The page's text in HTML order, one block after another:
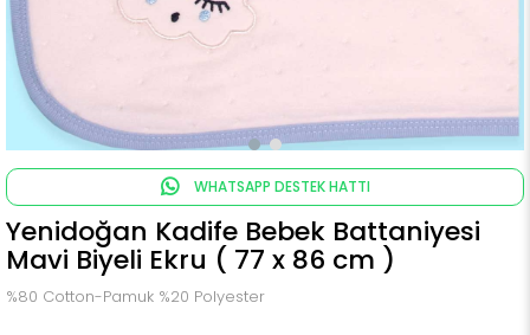
WHATSAPP DESTEK HATTI
Yenidoğan Kadife Bebek Battaniyesi
Mavi Biyeli Ekru ( 77 x 86 cm )
%80 Cotton-Pamuk %20 Polyester